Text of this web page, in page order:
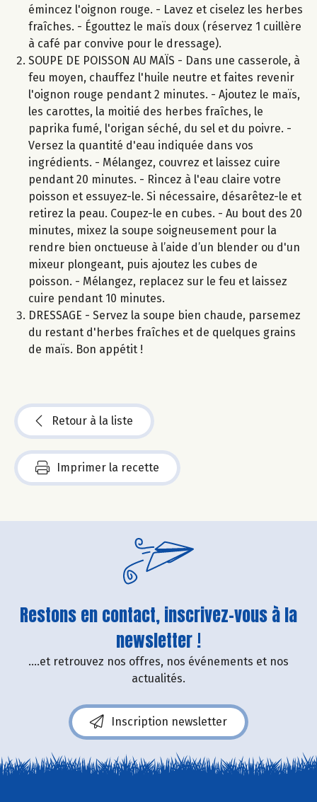
émincez l'oignon rouge. - Lavez et ciselez les herbes
fraîches. - Égouttez le maïs doux (réservez 1 cuillère
à café par convive pour le dressage).
SOUPE DE POISSON AU MAÏS - Dans une casserole, à
feu moyen, chauffez l'huile neutre et faites revenir
l'oignon rouge pendant 2 minutes. - Ajoutez le maïs,
les carottes, la moitié des herbes fraîches, le
paprika fumé, l'origan séché, du sel et du poivre. -
Versez la quantité d'eau indiquée dans vos
ingrédients. - Mélangez, couvrez et laissez cuire
pendant 20 minutes. - Rincez à l'eau claire votre
poisson et essuyez-le. Si nécessaire, désarêtez-le et
retirez la peau. Coupez-le en cubes. - Au bout des 20
minutes, mixez la soupe soigneusement pour la
rendre bien onctueuse à l’aide d’un blender ou d'un
mixeur plongeant, puis ajoutez les cubes de
poisson. - Mélangez, replacez sur le feu et laissez
cuire pendant 10 minutes.
DRESSAGE - Servez la soupe bien chaude, parsemez
du restant d'herbes fraîches et de quelques grains
de maïs. Bon appétit !
Retour à la liste
Imprimer la recette
Restons en contact, inscrivez-vous à la
newsletter !
....et retrouvez nos offres, nos événements et nos
actualités.
Inscription newsletter